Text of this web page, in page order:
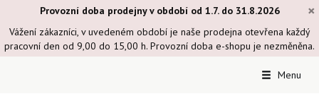
×
Provozní doba prodejny v období od 1.7. do 31.8.2026
Vážení zákazníci, v uvedeném období je naše prodejna otevřena každý
pracovní den od 9,00 do 15,00 h. Provozní doba e-shopu je nezměněna.
Menu